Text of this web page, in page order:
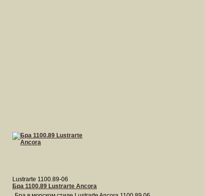
Lustrarte 1100.89-06
Бра 1100.89 Lustrarte Ancora